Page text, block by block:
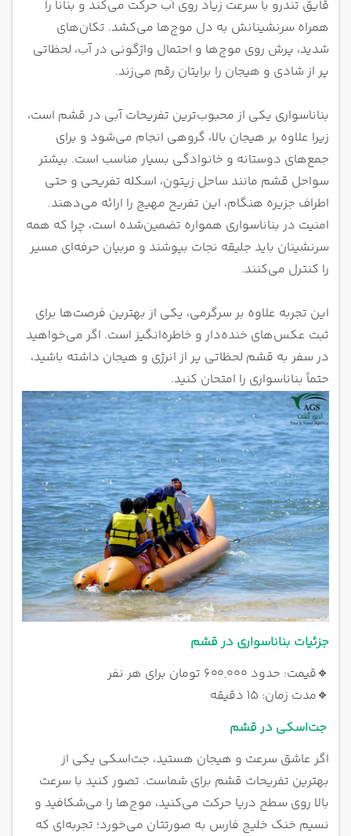
قایق تندرو با سرعت زیاد روی آب حرکت می‌کند و بنانا را
همراه سرنشینانش به دل موج‌ها می‌کشد. تکان‌های
شدید، پرش روی موج‌ها و احتمال واژگونی در آب، لحظاتی
پر از شادی و هیجان را برایتان رقم می‌زند.
بناناسواری یکی از محبوب‌ترین تفریحات آبی در قشم است،
زیرا علاوه بر هیجان بالا، گروهی انجام می‌شود و برای
جمع‌های دوستانه و خانوادگی بسیار مناسب است. بیشتر
سواحل قشم مانند ساحل زیتون، اسکله تفریحی و حتی
اطراف جزیره هنگام، این تفریح مهیج را ارائه می‌دهند.
امنیت در بناناسواری همواره تضمین‌شده است، چرا که همه
سرنشینان باید جلیقه نجات بپوشند و مربیان حرفه‌ای مسیر
را کنترل می‌کنند.
این تجربه علاوه بر سرگرمی، یکی از بهترین فرصت‌ها برای
ثبت عکس‌های خنده‌دار و خاطره‌انگیز است. اگر می‌خواهید
در سفر به قشم لحظاتی پر از انرژی و هیجان داشته باشید،
حتماً بناناسواری را امتحان کنید.
جزئیات بناناسواری در قشم
🔹قیمت: حدود ۶۰۰,۰۰۰ تومان برای هر نفر
🔹مدت زمان: ۱۵ دقیقه
جت‌اسکی در قشم
اگر عاشق سرعت و هیجان هستید، جت‌اسکی یکی از
بهترین تفریحات قشم برای شماست. تصور کنید با سرعت
بالا روی سطح دریا حرکت می‌کنید، موج‌ها را می‌شکافید و
نسیم خنک خلیج فارس به صورتتان می‌خورد؛ تجربه‌ای که